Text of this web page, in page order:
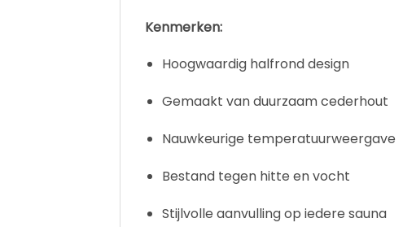
Kenmerken:
Hoogwaardig halfrond design
Gemaakt van duurzaam cederhout
Nauwkeurige temperatuurweergave
Bestand tegen hitte en vocht
Stijlvolle aanvulling op iedere sauna